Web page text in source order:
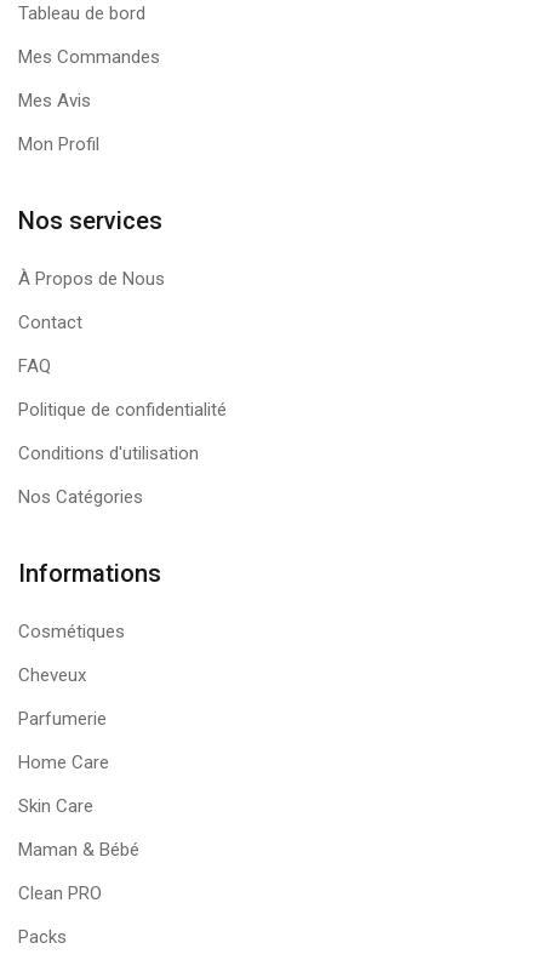
Tableau de bord
Mes Commandes
Mes Avis
Mon Profil
Nos services
À Propos de Nous
Contact
FAQ
Politique de confidentialité
Conditions d'utilisation
Nos Catégories
Informations
Cosmétiques
Cheveux
Parfumerie
Home Care
Skin Care
Maman & Bébé
Clean PRO
Packs